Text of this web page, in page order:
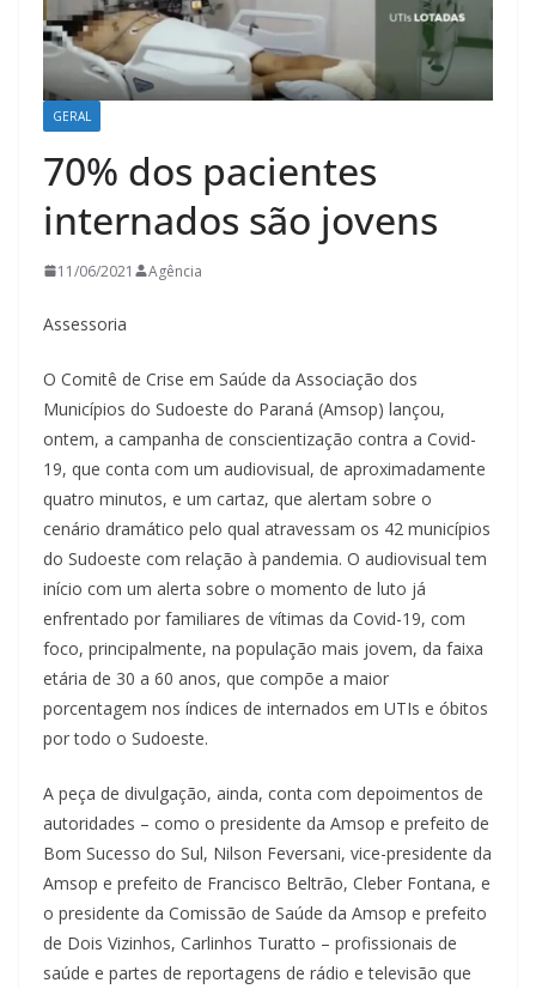
GERAL
70% dos pacientes
internados são jovens
11/06/2021 Agência
Assessoria
O Comitê de Crise em Saúde da Associação dos
Municípios do Sudoeste do Paraná (Amsop) lançou,
ontem, a campanha de conscientização contra a Covid-
19, que conta com um audiovisual, de aproximadamente
quatro minutos, e um cartaz, que alertam sobre o
cenário dramático pelo qual atravessam os 42 municípios
do Sudoeste com relação à pandemia. O audiovisual tem
início com um alerta sobre o momento de luto já
enfrentado por familiares de vítimas da Covid-19, com
foco, principalmente, na população mais jovem, da faixa
etária de 30 a 60 anos, que compõe a maior
porcentagem nos índices de internados em UTIs e óbitos
por todo o Sudoeste.
A peça de divulgação, ainda, conta com depoimentos de
autoridades – como o presidente da Amsop e prefeito de
Bom Sucesso do Sul, Nilson Feversani, vice-presidente da
Amsop e prefeito de Francisco Beltrão, Cleber Fontana, e
o presidente da Comissão de Saúde da Amsop e prefeito
de Dois Vizinhos, Carlinhos Turatto – profissionais de
saúde e partes de reportagens de rádio e televisão que